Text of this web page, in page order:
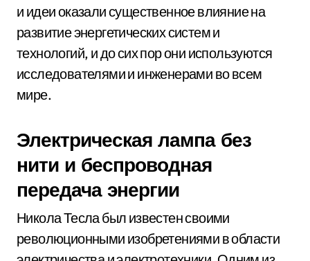
и идеи оказали существенное влияние на
развитие энергетических систем и
технологий, и до сих пор они используются
исследователями и инженерами во всем
мире.
Электрическая лампа без
нити и беспроводная
передача энергии
Никола Тесла был известен своими
революционными изобретениями в области